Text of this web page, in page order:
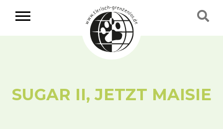
SUGAR II, JETZT MAISIE